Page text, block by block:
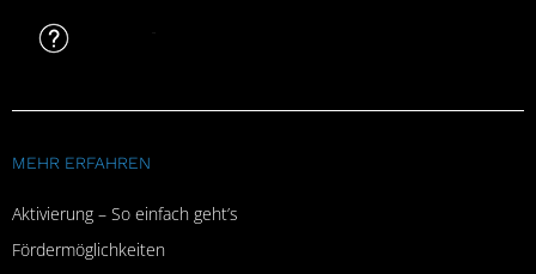
MEHR ERFAHREN
Aktivierung – So einfach geht’s
Fördermöglichkeiten